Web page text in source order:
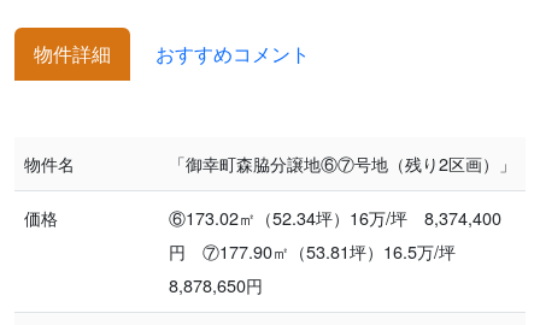
物件詳細 おすすめコメント
物件名 「御幸町森脇分譲地⑥⑦号地（残り2区画）」
価格
⑥173.02㎡（52.34坪）16万/坪 8,374,400
円 ⑦177.90㎡（53.81坪）16.5万/坪
8,878,650円